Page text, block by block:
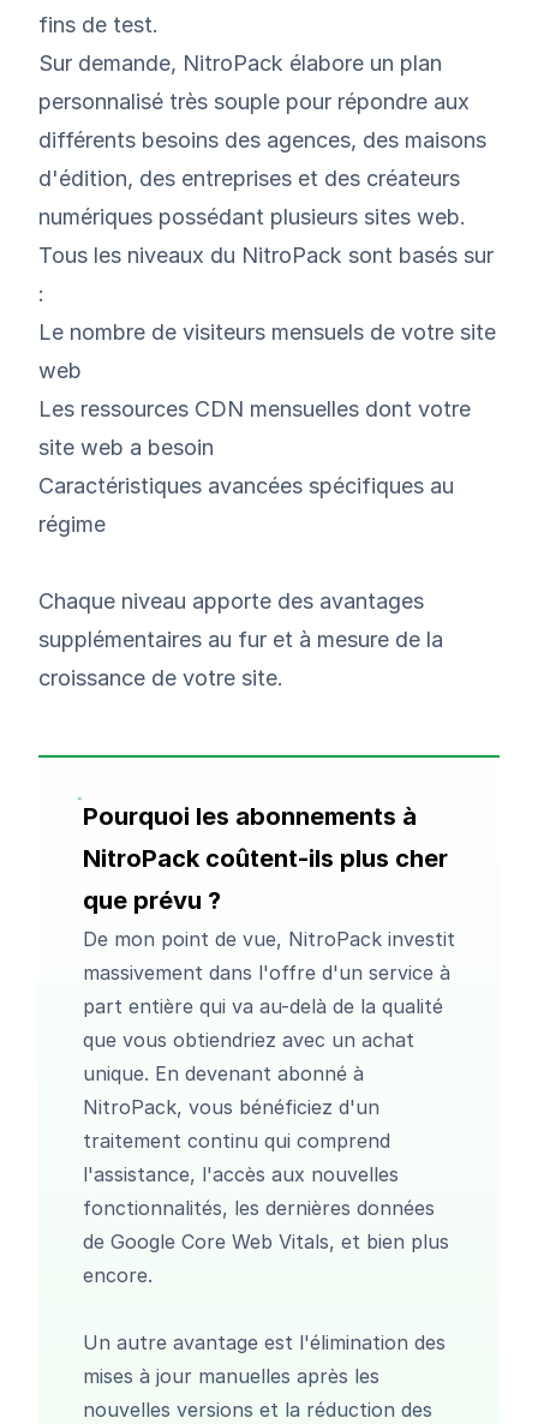
fins de test.
Sur demande, NitroPack élabore un plan
personnalisé très souple pour répondre aux
différents besoins des agences, des maisons
d'édition, des entreprises et des créateurs
numériques possédant plusieurs sites web.
Tous les niveaux du NitroPack sont basés sur
:
Le nombre de visiteurs mensuels de votre site
web
Les ressources CDN mensuelles dont votre
site web a besoin
Caractéristiques avancées spécifiques au
régime
Chaque niveau apporte des avantages
supplémentaires au fur et à mesure de la
croissance de votre site.
Pourquoi les abonnements à
NitroPack coûtent-ils plus cher
que prévu ?
De mon point de vue, NitroPack investit
massivement dans l'offre d'un service à
part entière qui va au-delà de la qualité
que vous obtiendriez avec un achat
unique. En devenant abonné à
NitroPack, vous bénéficiez d'un
traitement continu qui comprend
l'assistance, l'accès aux nouvelles
fonctionnalités, les dernières données
de Google Core Web Vitals, et bien plus
encore.
Un autre avantage est l'élimination des
mises à jour manuelles après les
nouvelles versions et la réduction des